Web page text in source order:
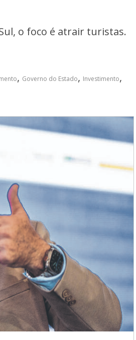
o foco é atrair turistas.
, Governo do Estado, Investimento,